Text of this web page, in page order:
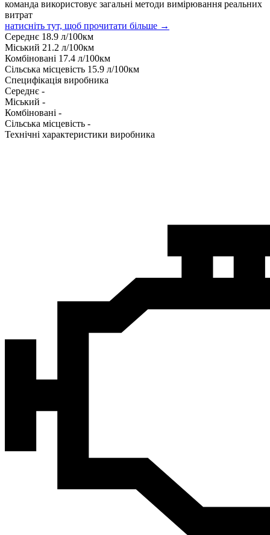
команда використовує загальні методи вимірювання реальних
витрат
натисніть тут, щоб прочитати більше →
Середнє 18.9 л/100км
Міський 21.2 л/100км
Комбіновані 17.4 л/100км
Сільська місцевість 15.9 л/100км
Специфікація виробника
Середнє -
Міський -
Комбіновані -
Сільська місцевість -
Технічні характеристики виробника